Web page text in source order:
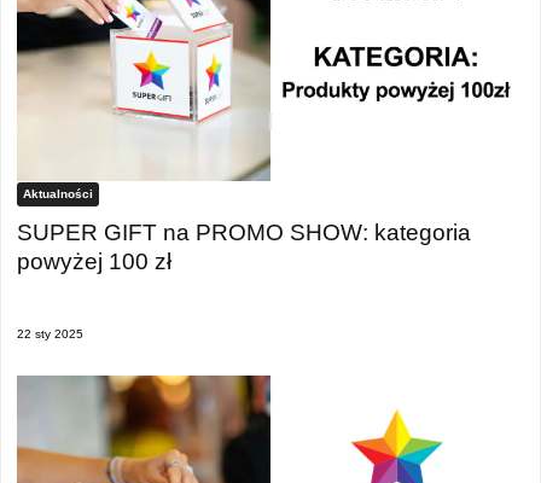
Aktualności
SUPER GIFT na PROMO SHOW: kategoria
powyżej 100 zł
22 sty 2025